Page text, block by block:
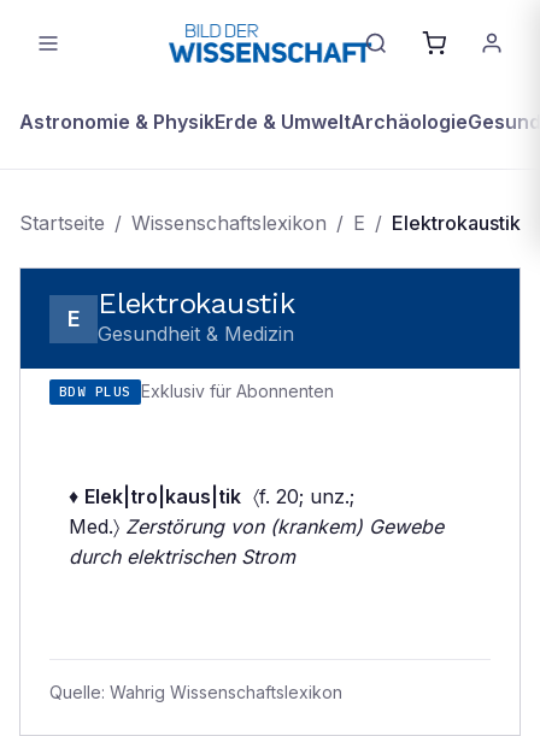
Astronomie & PhysikErde & UmweltArchäologie
Startseite / Wissenschaftslexikon / E / Elektrokaustik
E Elektrokaustik
Gesundheit & Medizin
BDW PLUS Exklusiv für Abonnenten
♦ Elek|tro|kaus|tik 〈f. 20; unz.;
Med.〉 Zerstörung von (krankem) Gewebe
durch elektrischen Strom
Quelle: Wahrig Wissenschaftslexikon